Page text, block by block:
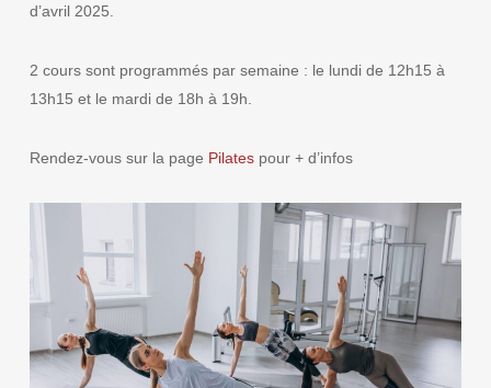
d’avril 2025.
2 cours sont programmés par semaine : le lundi de 12h15 à
13h15 et le mardi de 18h à 19h.
Rendez-vous sur la page Pilatespour + d’infos